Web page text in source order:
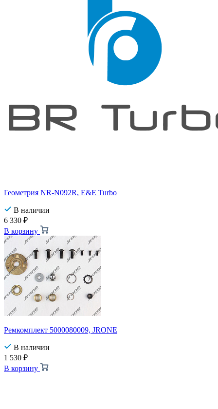
Геометрия NR-N092R, E&E Turbo
В наличии
6 330 ₽
В корзину
Ремкомплект 5000080009, JRONE
В наличии
1 530 ₽
В корзину